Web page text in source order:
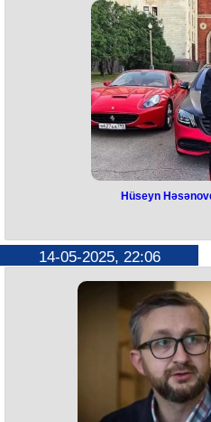
Təmim bin Həməd Əl-
mübadiləyə
Həmçinin iki ölkə arasında
olan iqtisadi müqavilələrə imza
“Boeing”dən “Qatar
Həmçinin müqaviləyə
sahəsində tərəfdaşlıq
imzalanan bir milyard
“General Atomics” ilə
pilotsuz uçuş
Bu barədə o,
"Bəli, "qiyabi həbs" sözü
qədər də dramatik deyil.
Hüquqşünaslarım bu
Xatırladaq ki, Rusiyada
vəsaitinin leqallaşdırılması
qətimkan tədbiri seçilib.
Qeyd edək ki, Rusiya
Həsənov 2019-2021-ci
milyon manat)
Hüseyn
14-05-2025, 22:06